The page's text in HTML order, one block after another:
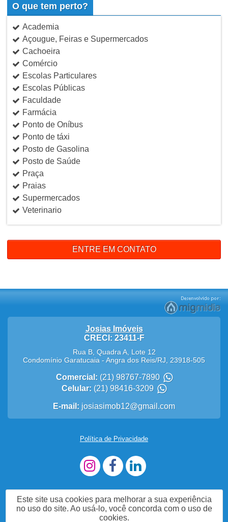
O que tem perto?
Academia
Açougue, Feiras e Supermercados
Cachoeira
Comércio
Escolas Particulares
Escolas Públicas
Faculdade
Farmácia
Ponto de Oníbus
Ponto de táxi
Posto de Gasolina
Posto de Saúde
Praça
Praias
Supermercados
Veterinario
ENTRE EM CONTATO
Josias Imóveis
CRECI: 23411-F
Rua B, Quadra A, Lote 12
Condomínio Garatucaia -Angra dos Reis/RJ 23918-505
Comercial: (21) 98767-7890
Celular: (21) 98416-3209
E-mail: josiasimob12@gmail.com
Política de Privacidade
Este site usa cookies para melhorar a sua experiência
no uso do site. Ao usá-lo, você concorda com o uso de
cookies.